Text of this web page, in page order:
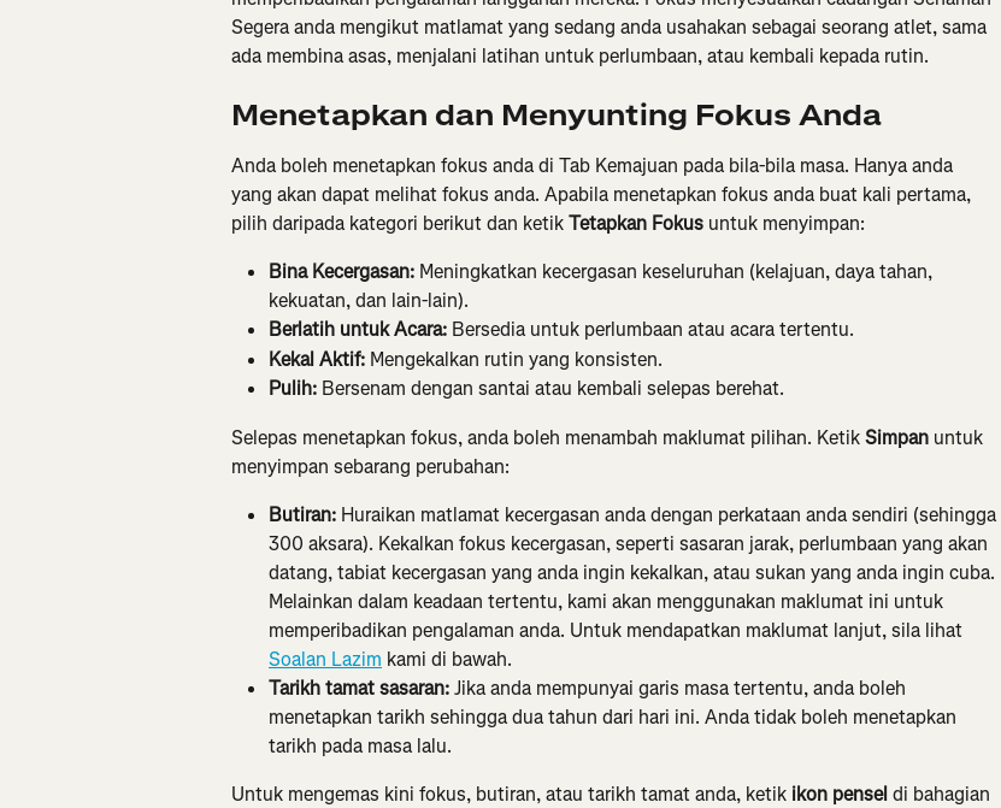
Segera anda mengikut matlamat yang sedang anda usahakan sebagai seorang atlet, sama
ada membina asas, menjalani latihan untuk perlumbaan, atau kembali kepada rutin.
Menetapkan dan Menyunting Fokus Anda
Anda boleh menetapkan fokus anda di Tab Kemajuan pada bila-bila masa. Hanya anda
yang akan dapat melihat fokus anda. Apabila menetapkan fokus anda buat kali pertama,
pilih daripada kategori berikut dan ketik Tetapkan Fokus untuk menyimpan:
Bina Kecergasan: Meningkatkan kecergasan keseluruhan (kelajuan, daya tahan,
kekuatan, dan lain-lain).
Berlatih untuk Acara: Bersedia untuk perlumbaan atau acara tertentu.
Kekal Aktif: Mengekalkan rutin yang konsisten.
Pulih: Bersenam dengan santai atau kembali selepas berehat.
Selepas menetapkan fokus, anda boleh menambah maklumat pilihan. Ketik Simpan untuk
menyimpan sebarang perubahan:
Butiran: Huraikan matlamat kecergasan anda dengan perkataan anda sendiri (sehingga
300 aksara). Kekalkan fokus kecergasan, seperti sasaran jarak, perlumbaan yang akan
datang, tabiat kecergasan yang anda ingin kekalkan, atau sukan yang anda ingin cuba.
Melainkan dalam keadaan tertentu, kami akan menggunakan maklumat ini untuk
memperibadikan pengalaman anda. Untuk mendapatkan maklumat lanjut, sila lihat
Soalan Lazim kami di bawah.
Tarikh tamat sasaran: Jika anda mempunyai garis masa tertentu, anda boleh
menetapkan tarikh sehingga dua tahun dari hari ini. Anda tidak boleh menetapkan
tarikh pada masa lalu.
Untuk mengemas kini fokus, butiran, atau tarikh tamat anda, ketik ikon pensel di bahagian